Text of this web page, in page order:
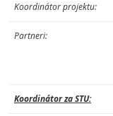
Koordinátor projektu:
Partneri:
Koordinátor za STU: